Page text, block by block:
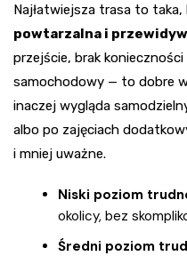
Najłatwiejsza trasa to
powtarzalna i
przejście, brak konieczności
samochodowy — to dobre
inaczej wygląda
albo po zajęciach
i mniej uważne.
Niski poziom
okolicy, bez
Średni poziom